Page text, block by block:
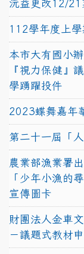
沅益更改12/21
112學年度上
本市大有國小
『視力保健』
學踴躍投件
2023蝶舞嘉年
第二十一屆「
農業部漁業署
「少年小漁的
宣傳圖卡
財團法人金車
－議題式教材